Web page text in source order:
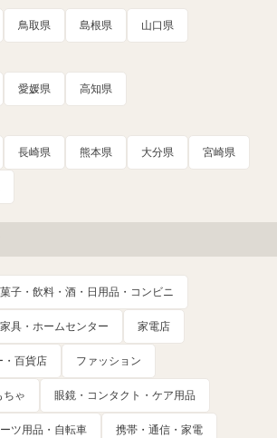
鳥取県 島根県 山口県
愛媛県 高知県
長崎県 熊本県 大分県 宮崎県
子・飲料・酒・日用品・コンビニ
家具・ホームセンター 家電店
・百貨店 ファッション
ちゃ 眼鏡・コンタクト・ケア用品
ツ用品・自転車 携帯・通信・家電